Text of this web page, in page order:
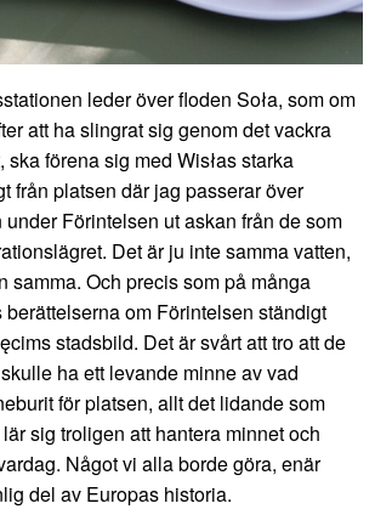
leder över floden Soła, som om
att ha slingrat sig genom det vackra
förena sig med Wisłas starka
från platsen där jag passerar över
Förintelsen ut askan från de som
Det är ju inte samma vatten,
samma. Och precis som på många
om Förintelsen ständigt
stadsbild. Det är svårt att tro att de
ha ett levande minne av vad
för platsen, allt det lidande som
sig troligen att hantera minnet och
Något vi alla borde göra, enär
del av Europas historia.